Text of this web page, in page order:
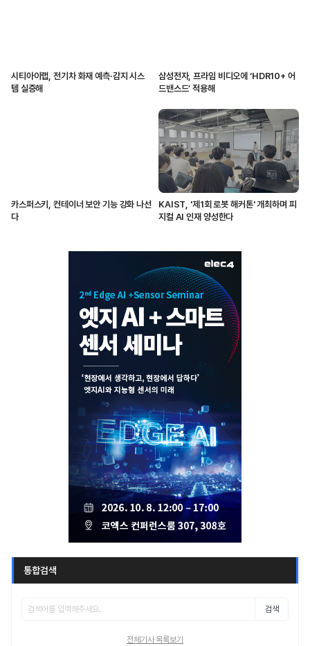
시티아이랩, 전기차 화재 예측·감지 시스
템 실증해
삼성전자, 프라임 비디오에 ‘HDR10+ 어
드밴스드’ 적용해
카스퍼스키, 컨테이너 보안 기능 강화 나선
다
KAIST, '제1회 로봇 해커톤' 개최하며 피
지컬 AI 인재 양성한다
통합검색
검색
전체기사 목록보기